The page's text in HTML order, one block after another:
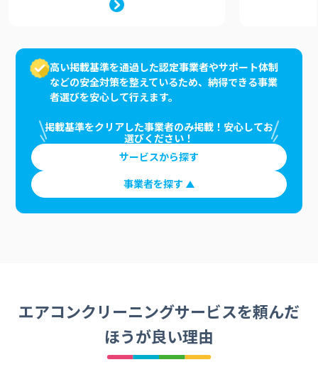
高い掲載基準を通過した認定事業者やサポート体制
などの安全対策を整えているため、納得できる事業
者選びを安心して行えます。
掲載基準をクリアした事業者のみ掲載！安心してお
選びください！
サービスから探す
事業者を探す
エアコンクリーニングサービスを頼んだ
ほうが良い理由